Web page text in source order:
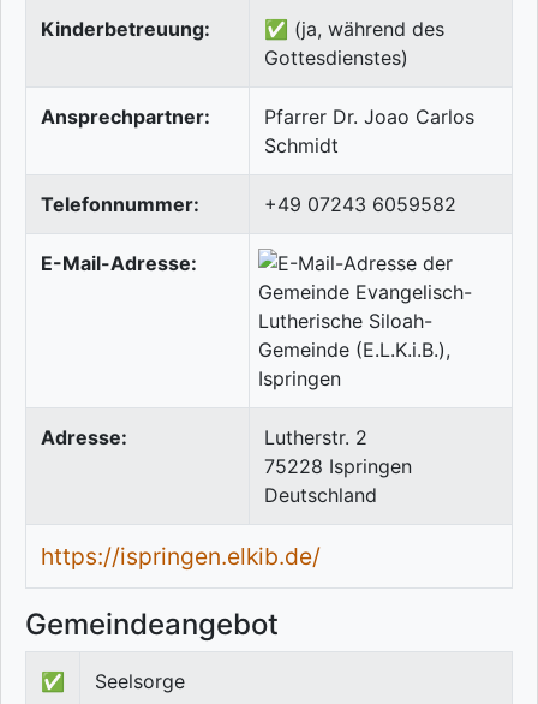
Kinderbetreuung:
✅ (ja, während des
Gottesdienstes)
Ansprechpartner:
Pfarrer Dr. Joao Carlos
Schmidt
Telefonnummer: +49 07243 6059582
E-Mail-Adresse:
Adresse:
Lutherstr. 2
75228 Ispringen
Deutschland
https://ispringen.elkib.de/
Gemeindeangebot
✅ Seelsorge